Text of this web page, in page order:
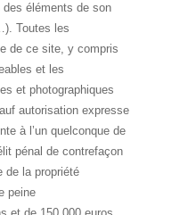
des éléments de son
Toutes les
de ce site, y compris
et les
et photographiques
autorisation expresse
à l’un quelconque de
pénal de contrefaçon
de la propriété
peine